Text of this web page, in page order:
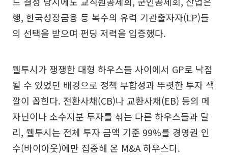
행, 한국성장금융 등 복수의 유력 기관출자자(LP)들
의 선택을 받으며 펀딩 저력을 입증했다.
웰투시가 쟁쟁한 대형 하우스들 사이에서 GP로 낙점
될 수 있었던 배경으로 정책 부합성과 뚜렷한 투자 색
깔이 꼽힌다. 전환사채(CB)나 교환사채(EB) 등의 메
자닌이나 소수지분 투자를 섞는 다른 하우스들과 달
리, 웰투시는 전체 투자 금액 기준 99%를 경영권 인
수(바이아웃)에만 집중해 온 M&A 하우스다.